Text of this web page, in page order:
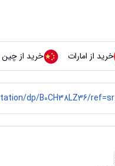
خرید از امارات خرید از چین